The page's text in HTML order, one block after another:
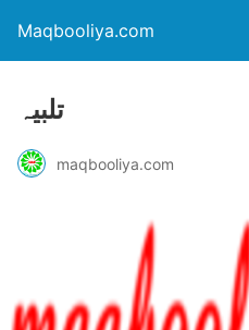
Maqbooliya.com
تلبیہ
maqbooliya.com